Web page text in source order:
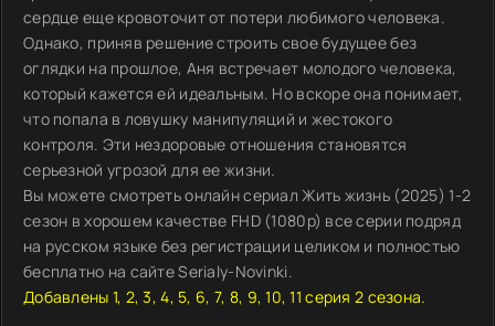
сердце еще кровоточит от потери любимого человека.
Однако, приняв решение строить свое будущее без
оглядки на прошлое, Аня встречает молодого человека,
который кажется ей идеальным. Но вскоре она понимает,
что попала в ловушку манипуляций и жестокого
контроля. Эти нездоровые отношения становятся
серьезной угрозой для ее жизни.
Вы можете смотреть онлайн сериал Жить жизнь (2025) 1-2
сезон в хорошем качестве FHD (1080p) все серии подряд
на русском языке без регистрации целиком и полностью
бесплатно на сайте Serialy-Novinki.
Добавлены 1, 2, 3, 4, 5, 6, 7, 8, 9, 10, 11 серия 2 сезона.